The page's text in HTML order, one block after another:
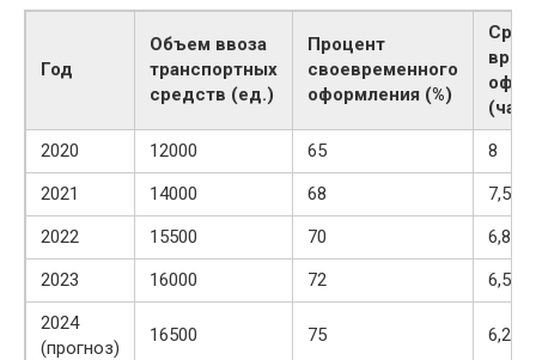
Год
Объем ввоза
транспортных
средств (ед.)
Процент
своевременного
оформления (%)
2020
12000 65
8
2021
14000 68
7,5
2022
15500 70
6,8
2023
16000 72
6,5
2024
(прогноз)
16500 75 6,2